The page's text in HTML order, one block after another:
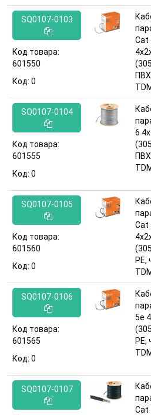
SQ0107-0103
Код товара:
601550
Код: 0
Cat
SQ0107-0104
Код товара:
601555
Код: 0
6
SQ0107-0105
Код товара:
601560
Код: 0
Cat
PE,
SQ0107-0106
Код товара:
601565
Код: 0
5e
PE,
SQ0107-0107
Cat